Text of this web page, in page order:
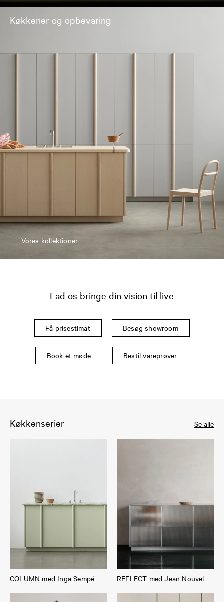
Køkkener og opbevaring
Vores kollektioner
Lad os bringe din vision til live
Få prisestimat Besøg showroom
Book et møde Bestil vareprøver
Køkkenserier Se alle
COLUMN med Inga Sempé REFLECT med Jean Nouvel